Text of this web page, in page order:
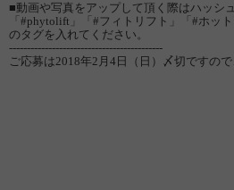
■動画や写真をアップして頂く際はハッシ
「#phytolift」「#フィトリフト」「#ホッ
のタグを入れてください。
-------------------------------------------
ご応募は2018年2月4日（日）〆切ですの